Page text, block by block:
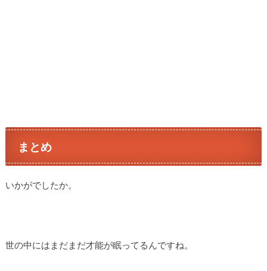
まとめ
いかがでしたか。
世の中にはまだまだ才能が眠ってるんですね。